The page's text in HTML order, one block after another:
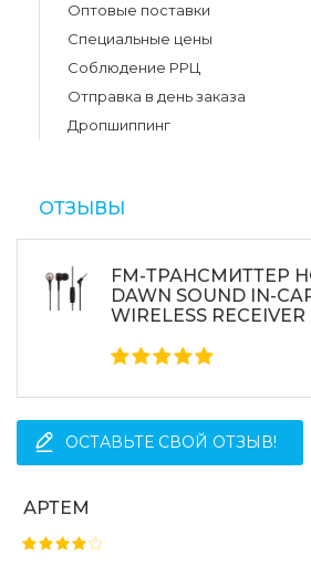
Оптовые поставки
Специальные цены
Соблюдение РРЦ
Отправка в день заказа
Дропшиппинг
ОТЗЫВЫ
FM-ТРАНСМИТТЕР
DAWN SOUND IN-
WIRELESS
ОСТАВЬТЕ СВОЙ ОТЗЫВ!
АРТЕМ